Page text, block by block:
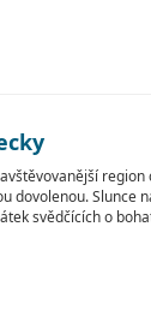
region
dovolenou. Slunce
svědčících o